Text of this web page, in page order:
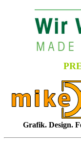
Grafik. Design.